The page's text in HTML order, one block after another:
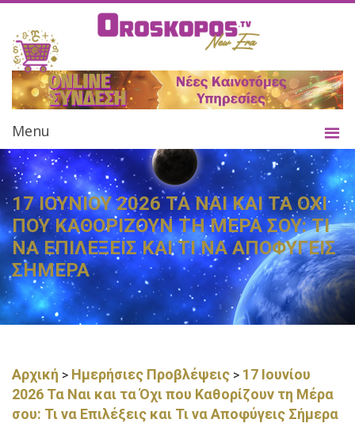
Menu
17 ΙΟΥΝΙΟΥ 2026 ΤΑ ΝΑΙ ΚΑΙ ΤΑ ΟΧΙ
ΠΟΥ ΚΑΘΟΡΙΖΟΥΝ ΤΗ ΜΕΡΑ ΣΟΥ: ΤΙ
ΝΑ ΕΠΙΛΕΞΕΙΣ ΚΑΙ ΤΙ ΝΑ ΑΠΟΦΥΓΕΙΣ
ΣΗΜΕΡΑ
Αρχική > Ημερήσιες Προβλέψεις > 17 Ιουνίου
2026 Τα Ναι και τα Όχι που Καθορίζουν τη Μέρα
σου: Τι να Επιλέξεις και Τι να Αποφύγεις Σήμερα